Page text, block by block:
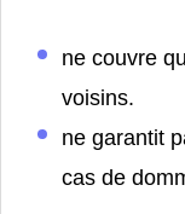
ne couvre
voisins.
ne garantit
cas de